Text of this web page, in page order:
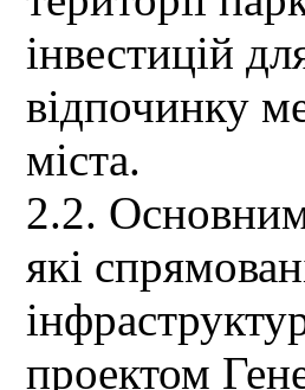
інвестицій
відпочинку
міста.
2.2. Основним
які
проектом